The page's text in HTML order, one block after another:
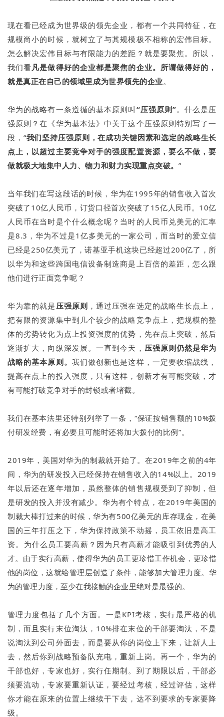
现在看已经成为世界级的领先企业，都有一个共同特征，在
规模尚小的时候，就树立了与其规模极不相称的宏伟目标。
怎么解决宏伟目标与有限能力的差距？就是要聚焦。所以，
我们看凡是做得好的企业都是聚焦的企业。所谓做得好的，
就是真正在自己的领域里成为世界领先的企业。
华为的战略有一条遵循的基本原则叫 “压强原则”。什么是压
强原则？在《华为基本法》中关于这个压强原则特别写了一
段，“我们坚持压强原则，在成功关键因素和选定的战略生长
点上，以超过主要竞争对手的强度配置资源，要么不做，要
做就极大地集中人力、物力和财力实现重点突破。 ”
当年我们在写这段话的时候，华为在1995年的销售收入首次
突破了10亿人民币，订货口径首次突破了15亿人民币。10亿
人民币在当时是个什么概念呢？当时的人民币兑美元的汇率
是8.3，华为不过是1亿多美元的一家公司，而当时的爱立信
已经是250亿美元了，诺基亚手机这块已经超过200亿了，所
以华为和这些跨国电信设备制造商是上百倍的差距，怎么跟
他们进行正面竞争呢？
华为靠的就是 压强原则 ，通过压强在选定的战略生长点上，
把有限的资源集中到几个较少的战略竞争点上，把规模的整
体的劣势转化为点上投资强度的优势，先在点上突破，然后
逐渐扩大，向纵深发展。一直到今天， 压强原则仍然是华为
战略的基本原则。 我们做创新也是这样，一定要收缩战线，
提高在点上的投入强度，只有这样，创新才有可能突破，才
有可能打破竞争对手的封锁或者堵截。
我们在基本法里还特别列举了一条，“保证按销售额的10%拨
付研发经费，有必要且可能时还将加大拨付的比例”。
2019年，美国对华为的制裁就开始了。在2019年之前的4年
间，华为的研发投入已经保持在销售收入的14%以上。2019
年以后还在逐年增加，虽然整体的销售规模受到了抑制，但
是研发的投入并没有减少。华为有个特点，在2019年美国的
制裁大棒打过来的时候，华为有500亿美元的库存现金，在美
国的三年打压之下，华为保持政策不动摇，员工依旧是高工
资。 为什么员工要高薪？因为只有高薪才能吸引到优秀的人
才。由于实行高薪，使得华为的员工更珍惜工作机会，更珍惜
他的岗位，这就给管理层创造了条件，能够加大管理力度。华
为的管理力度，至少在我接触的企业里绝对是最强的。
管理力度包括了几个方面。一是KPI考核，实行最严格的机
制，而且实行末位淘汰，10%排在末位的干部要淘汰，不是
说淘汰到公司外面去，而是要从你的岗位上下来，让新人上
去，然后你到战略预备队充电，重新上岗。再一个，华为的
干部也好，专家也好，实行任期制。到了期限以后，干部必
须要流动，专家要重新认证，要经过考核，经过评估，这样
你才能在原来的位置上继续干下去，达不到要求的专家要降
级。